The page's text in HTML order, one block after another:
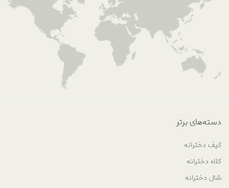
دسته‌های برتر
کیف دخترانه
کلاه دخترانه
شال دخترانه